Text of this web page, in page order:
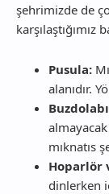
şehrimizde de
karşılaştığımız
Pusula:
alanıdır.
almayacak
mıknatıs
Hoparlör
dinlerken